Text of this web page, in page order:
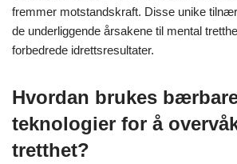
fremmer motstandskraft. Disse unike
de underliggende årsakene til mental
forbedrede idrettsresultater.
Hvordan brukes
teknologier for å
tretthet?